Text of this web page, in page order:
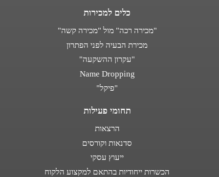
כלים למכירות
"מכירה רכה" מול "מכירה קשה"
מכירת הבעיה לפני הפתרון
"עקרון ההשקעה"
Name Dropping
"פיקל"
תחומי פעילות
הרצאות
סדנאות וקורסים
ייעוץ עסקי
הכשרות ייחודיות בהתאם למקצוע הלקוח